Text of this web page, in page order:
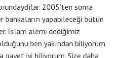
2005’ten sonra
bankaların yapabileceği bütün
İslam alemi dediğimiz
ben yakından biliyorum.
gayet iyi biliyorum. Size daha